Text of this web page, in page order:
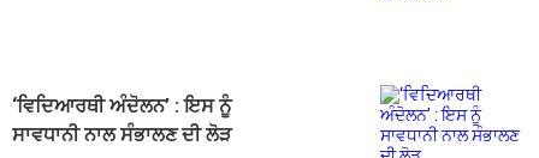
‘ਵਿਦਿਆਰਥੀ ਅੰਦੋਲਨ’ : ਇਸ ਨੂੰ
ਸਾਵਧਾਨੀ ਨਾਲ ਸੰਭਾਲਣ ਦੀ ਲੋੜ